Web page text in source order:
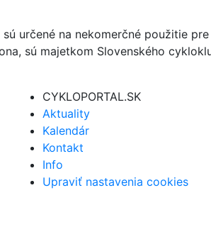
určené na nekomerčné použitie
sú majetkom Slovenského
CYKLOPORTAL.SK
Aktuality
Kalendár
Kontakt
Info
Upraviť nastavenia cookies